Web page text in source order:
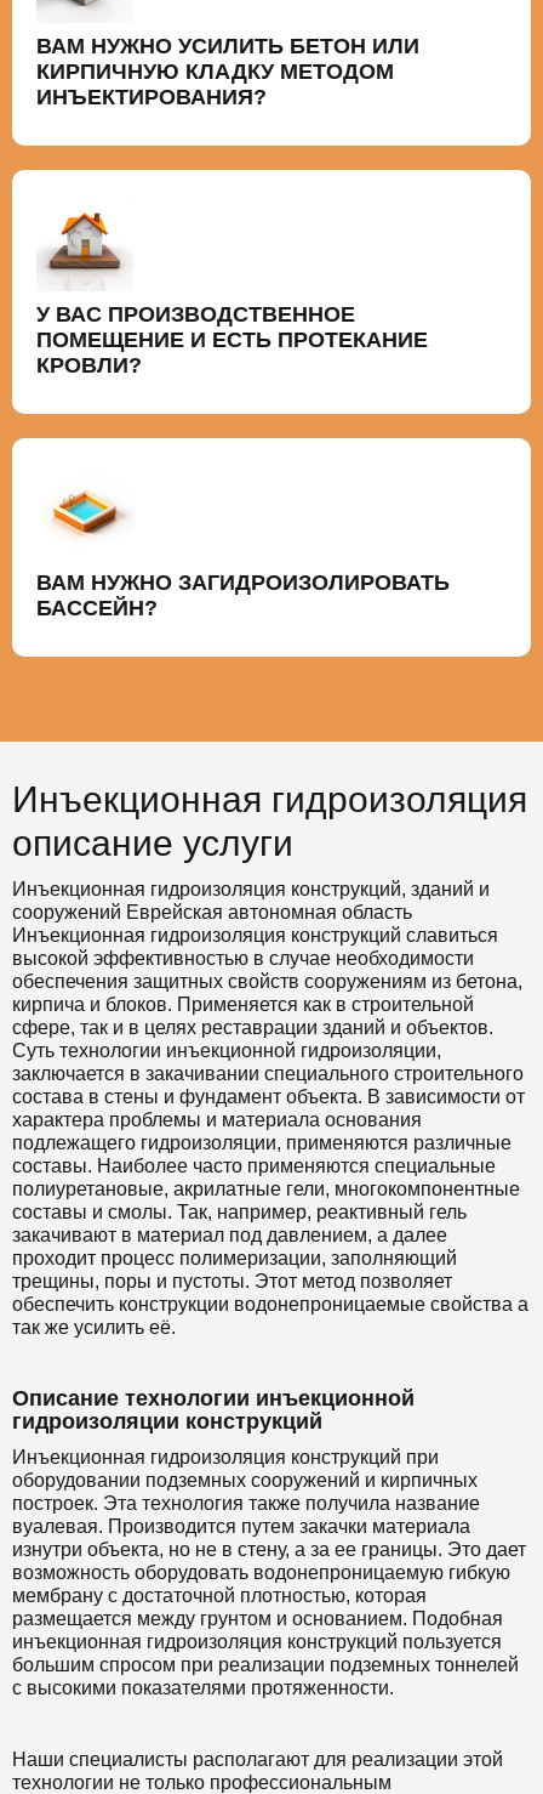
ВАМ НУЖНО УСИЛИТЬ БЕТОН ИЛИ
КИРПИЧНУЮ КЛАДКУ МЕТОДОМ
ИНЪЕКТИРОВАНИЯ?
У ВАС ПРОИЗВОДСТВЕННОЕ
ПОМЕЩЕНИЕ И ЕСТЬ ПРОТЕКАНИЕ
КРОВЛИ?
ВАМ НУЖНО ЗАГИДРОИЗОЛИРОВАТЬ
БАССЕЙН?
Инъекционная гидроизоляция
описание услуги
Инъекционная гидроизоляция конструкций, зданий и
сооружений Еврейская автономная область
Инъекционная гидроизоляция конструкций славиться
высокой эффективностью в случае необходимости
обеспечения защитных свойств сооружениям из бетона,
кирпича и блоков. Применяется как в строительной
сфере, так и в целях реставрации зданий и объектов.
Суть технологии инъекционной гидроизоляции,
заключается в закачивании специального строительного
состава в стены и фундамент объекта. В зависимости от
характера проблемы и материала основания
подлежащего гидроизоляции, применяются различные
составы. Наиболее часто применяются специальные
полиуретановые, акрилатные гели, многокомпонентные
составы и смолы. Так, например, реактивный гель
закачивают в материал под давлением, а далее
проходит процесс полимеризации, заполняющий
трещины, поры и пустоты. Этот метод позволяет
обеспечить конструкции водонепроницаемые свойства а
так же усилить её.
Описание технологии инъекционной
гидроизоляции конструкций
Инъекционная гидроизоляция конструкций при
оборудовании подземных сооружений и кирпичных
построек. Эта технология также получила название
вуалевая. Производится путем закачки материала
изнутри объекта, но не в стену, а за ее границы. Это дает
возможность оборудовать водонепроницаемую гибкую
мембрану с достаточной плотностью, которая
размещается между грунтом и основанием. Подобная
инъекционная гидроизоляция конструкций пользуется
большим спросом при реализации подземных тоннелей
с высокими показателями протяженности.
Наши специалисты располагают для реализации этой
технологии не только профессиональным